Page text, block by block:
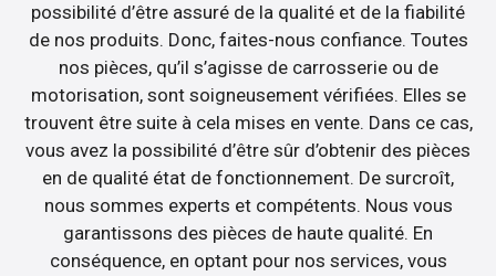
possibilité d’être assuré de la qualité et de la fiabilité
de nos produits. Donc, faites-nous confiance. Toutes
nos pièces, qu’il s’agisse de carrosserie ou de
motorisation, sont soigneusement vérifiées. Elles se
trouvent être suite à cela mises en vente. Dans ce cas,
vous avez la possibilité d’être sûr d’obtenir des pièces
en de qualité état de fonctionnement. De surcroît,
nous sommes experts et compétents. Nous vous
garantissons des pièces de haute qualité. En
conséquence, en optant pour nos services, vous